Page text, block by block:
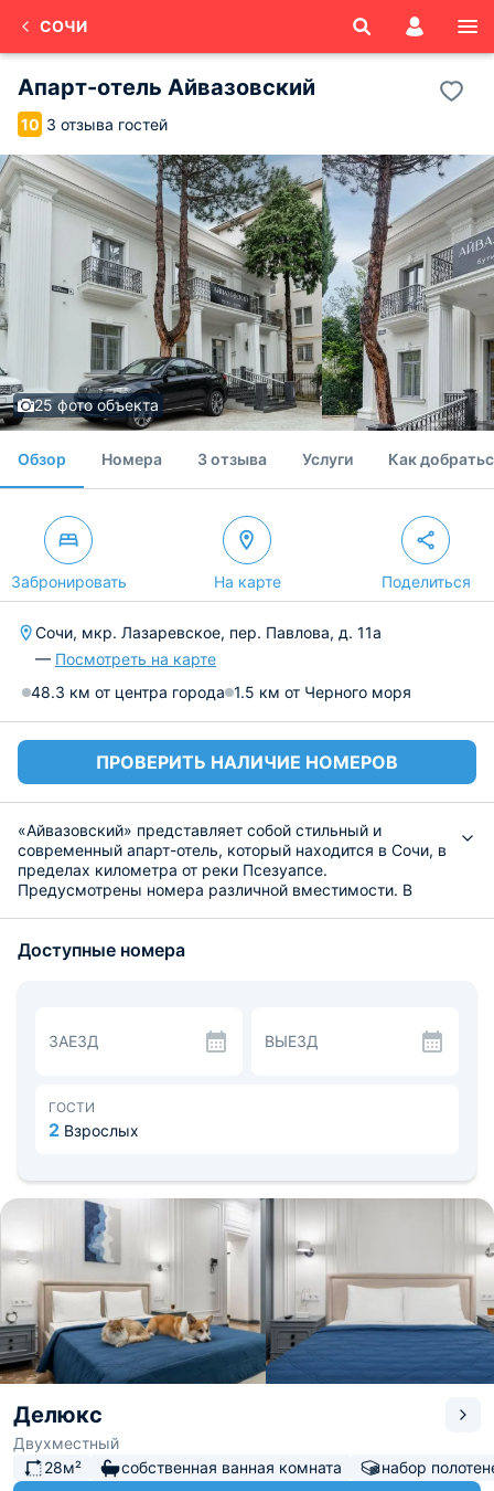
СОЧИ
Апарт-отель Айвазовский
10 3 отзыва гостей
25 фото объекта
Обзор Номера 3 отзыва Услуги Как
Забронировать На карте Поделиться
Сочи, мкр. Лазаревское, пер. Павлова, д. 11а
— Посмотреть на карте
48.3 км от центра города 1.5 км от Черного моря
ПРОВЕРИТЬ НАЛИЧИЕ НОМЕРОВ
«Айвазовский» представляет собой стильный и
современный апарт-отель, который находится в Сочи, в
пределах километра от реки Псезуапсе.
Предусмотрены номера различной вместимости. В
полотенцами и необходимой сантехникой.
Поблизости — рестораны, массажный салон, студия
йоги, Храм Рождества Пресвятой Богородицы, парк
Доступные номера
ЗАЕЗД ВЫЕЗД
ГОСТИ
2 Взрослых
Делюкс
Двухместный
28м²
собственная ванная комната набор